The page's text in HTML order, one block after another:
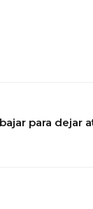
para dejar